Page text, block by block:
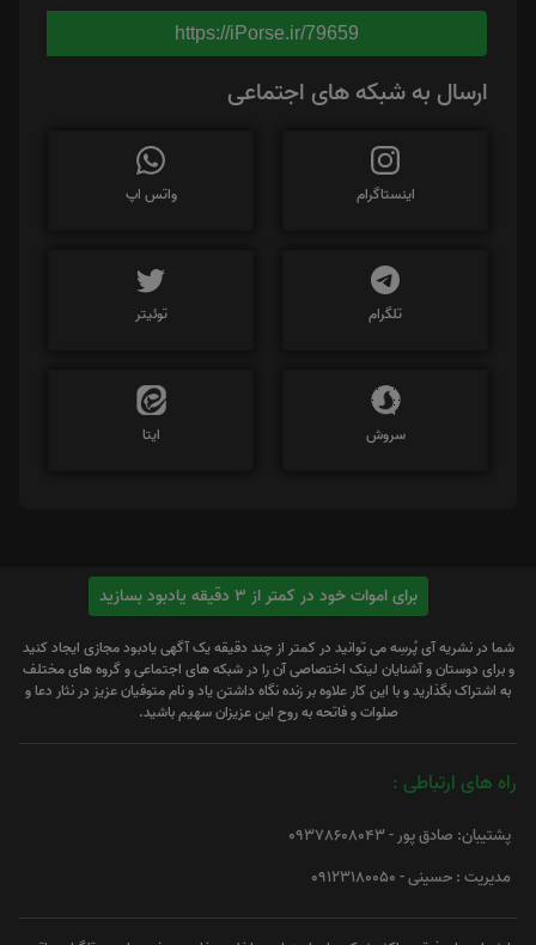
https://iPorse.ir/79659
ارسال به شبکه های اجتماعی
اینستاگرام واتس اپ
تلگرام توئیتر
سروش ایتا
برای اموات خود در کمتر از 3 دقیقه یادبود بسازید
شما در نشریه آی پُرسِه می توانید در کمتر از چند دقیقه یک آگهی یادبود مجازی ایجاد کنید
و برای دوستان و آشنایان لینک اختصاصی آن را در شبکه های اجتماعی و گروه های مختلف
به اشتراک بگذارید و با این کار علاوه بر زنده نگاه داشتن یاد و نام متوفیان عزیز در نثار دعا و
صلوات و فاتحه به روح این عزیزان سهیم باشید.
راه های ارتباطی :
پشتیبان: صادق پور - 09378608043
مدیریت : حسینی - 09123180050